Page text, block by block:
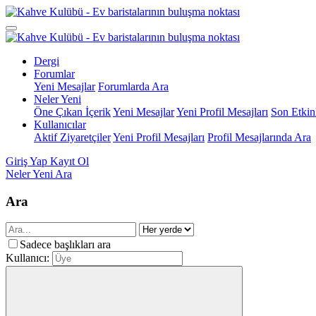
Dergi
Forumlar
Yeni Mesajlar Forumlarda Ara
Neler Yeni
Öne Çıkan İçerikYeni MesajlarYeni Profil Mesajları Son
Kullanıcılar
Aktif ZiyaretçilerYeni Profil Mesajları Profil Mesajlarında Ara
Giriş Yap Kayıt Ol
Neler Yeni Ara
Ara
Sadece başlıkları ara
Kullanıcı: